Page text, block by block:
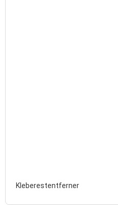
Kleberestentferner